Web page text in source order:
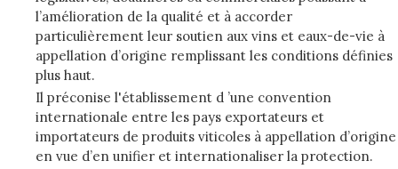
l’amélioration de la qualité et à accorder
particulièrement leur soutien aux vins et eaux-de-vie à
appellation d’origine remplissant les conditions définies
plus haut.
Il préconise l'établissement d ’une convention
internationale entre les pays exportateurs et
importateurs de produits viticoles à appellation d’origine
en vue d’en unifier et internationaliser la protection.